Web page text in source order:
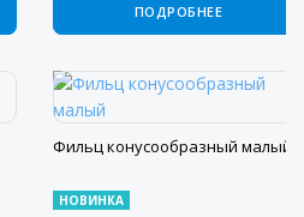
ПОДРОБНЕЕ
Фильц конусообразный малый
НОВИНКА